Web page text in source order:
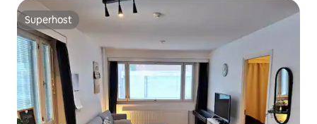
Superhost
Superhost